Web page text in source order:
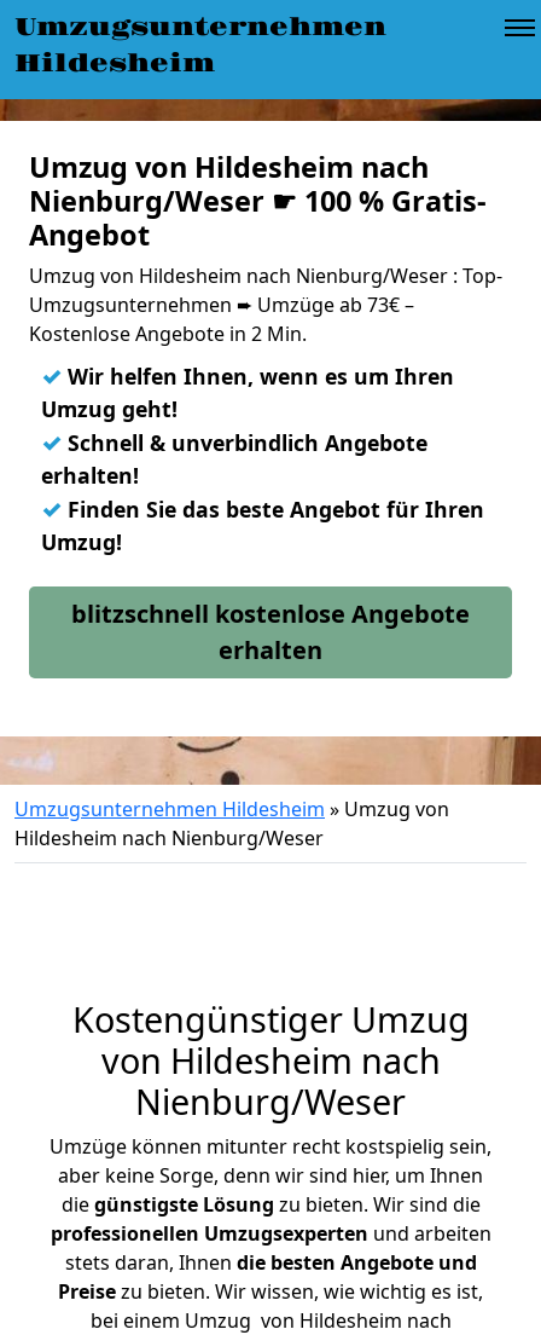
Umzugsunternehmen
Hildesheim
Umzug von Hildesheim nach
Nienburg/Weser ☛ 100 % Gratis-
Angebot
Umzug von Hildesheim nach Nienburg/Weser : Top-
Umzugsunternehmen ➨ Umzüge ab 73€ –
Kostenlose Angebote in 2 Min.
✓ Wir helfen Ihnen, wenn es um Ihren
Umzug geht!
✓ Schnell & unverbindlich Angebote
erhalten!
✓ Finden Sie das beste Angebot für Ihren
Umzug!
blitzschnell kostenlose Angebote
erhalten
Umzugsunternehmen Hildesheim » Umzug von
Hildesheim nach Nienburg/Weser
Kostengünstiger Umzug
von Hildesheim nach
Nienburg/Weser
Umzüge können mitunter recht kostspielig sein,
aber keine Sorge, denn wir sind hier, um Ihnen
diegünstigste Lösung zu bieten. Wir sind die
professionellen Umzugsexperten und arbeiten
stets daran, Ihnen die besten Angebote und
Preisezu bieten. Wir wissen, wie wichtig es ist,
bei einem Umzug von Hildesheim nach